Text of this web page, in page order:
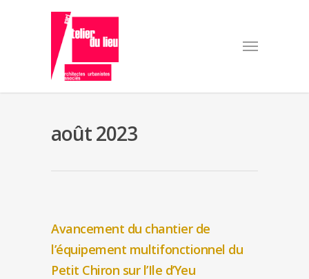
août 2023
Avancement du chantier de
l’équipement multifonctionnel du
Petit Chiron sur l’Ile d’Yeu